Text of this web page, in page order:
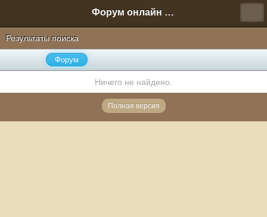
Форум онлайн игры "Новая Эра" (Нюра Биз)
Результаты поиска
Форум
Ничего не найдено.
Полная версия